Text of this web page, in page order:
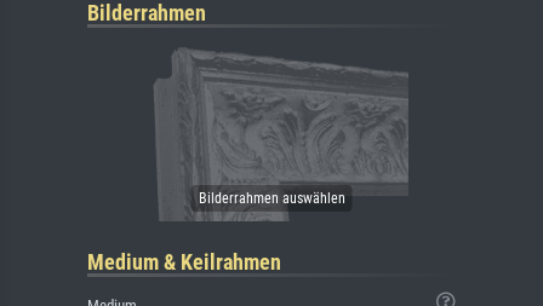
Bilderrahmen
Medium & Keilrahmen